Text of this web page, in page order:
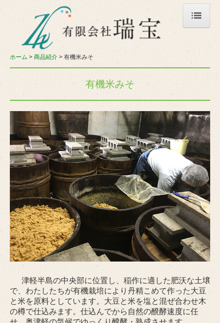
ホーム
自然農法について
有機米
有機もち米／切り餅
有機大豆
にんにく
有機米みそ
糀
自然農法とまと
自然農法ぶどう
会社案内
ショップサイト
お問合せ
プライバシーポリシー
ホーム 商品紹介 有機米みそ
有機米みそ
津軽半島の中央部に位置し、稲作に適した肥沃な土壌
で、わたしたちが有機栽培により丹精こめて作った大豆
と米を原料としています。大豆と米を塩と混ぜ合わせ木
の樽で仕込みます。仕込んでから自然の醗酵速度に任